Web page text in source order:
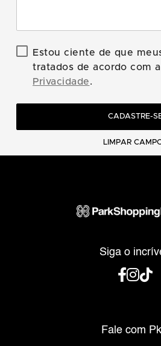
Estou ciente de que
tratados de acordo com a
Privacidade.
CADASTRE-
LIMPAR
Siga o
Fale com